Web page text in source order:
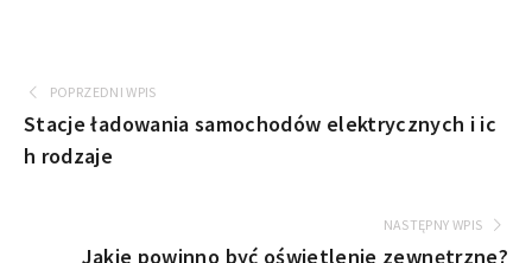
POPRZEDNI WPIS
Stacje ładowania samochodów elektrycznych i ic
h rodzaje
NASTĘPNY WPIS
Jakie powinno być oświetlenie zewnętrzne?